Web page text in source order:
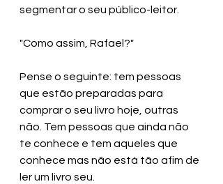
segmentar o seu público-leitor.
"Como assim, Rafael?"
Pense o seguinte: tem pessoas
que estão preparadas para
comprar o seu livro hoje, outras
não. Tem pessoas que ainda não
te conhece e tem aqueles que
conhece mas não está tão afim de
ler um livro seu.